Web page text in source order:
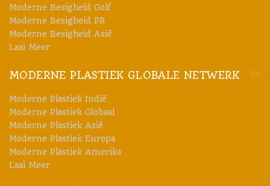
Moderne Besigheid Golf
Moderne Besigheid PR
Moderne Besigheid Asië
Laai Meer
MODERNE PLASTIEK GLOBALE NETWERK
Moderne Plastiek Indië
Moderne Plastiek Globaal
Moderne Plastiek Asië
Moderne Plastiek Europa
Moderne Plastiek Amerika
Laai Meer